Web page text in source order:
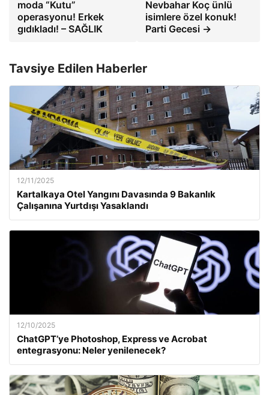
moda “Kutu”
operasyonu! Erkek
gıdıkladı! – SAĞLIK
Nevbahar Koç ünlü
isimlere özel konuk!
Parti Gecesi →
Tavsiye Edilen Haberler
12/11/2025
Kartalkaya Otel Yangını Davasında 9 Bakanlık
Çalışanına Yurtdışı Yasaklandı
12/10/2025
ChatGPT’ye Photoshop, Express ve Acrobat
entegrasyonu: Neler yenilenecek?